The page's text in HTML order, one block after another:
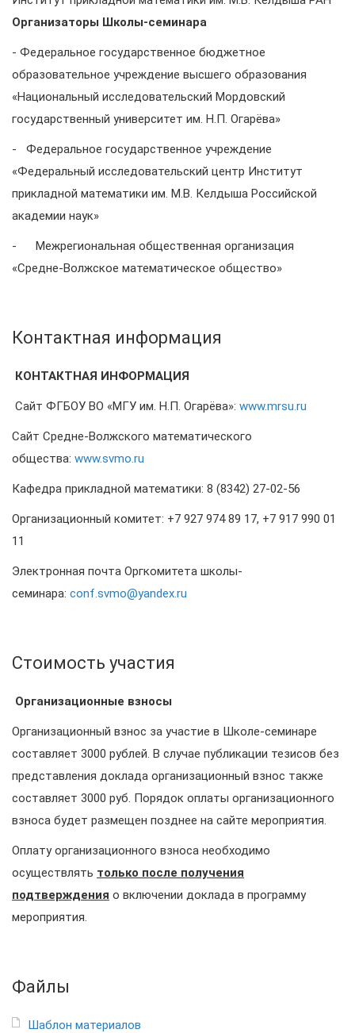
Организаторы Школы-семинара
- Федеральное государственное бюджетное
образовательное учреждение высшего образования
«Национальный исследовательский Мордовский
государственный университет им. Н.П. Огарёва»
- Федеральное государственное учреждение
«Федеральный исследовательский центр Институт
прикладной математики им. М.В. Келдыша Российской
академии наук»
- Межрегиональная общественная организация
«Средне-Волжское математическое общество»
Контактная информация
КОНТАКТНАЯ ИНФОРМАЦИЯ
Сайт ФГБОУ ВО «МГУ им. Н.П. Огарёва»: www.mrsu.ru
Сайт Средне-Волжского математического
общества: www.svmo.ru
Кафедра прикладной математики: 8 (8342) 27-02-56
Организационный комитет: +7 927 974 89 17, +7 917 990 01
11
Электронная почта Оргкомитета школы-
семинара: conf.svmo@yandex.ru
Стоимость участия
Организационные взносы
Организационный взнос за участие в Школе-семинаре
составляет 3000 рублей. В случае публикации тезисов без
представления доклада организационный взнос также
составляет 3000 руб. Порядок оплаты организационного
взноса будет размещен позднее на сайте мероприятия.
Оплату организационного взноса необходимо
осуществлять только после получения
подтверждения о включении доклада в программу
мероприятия.
Файлы
Шаблон материалов